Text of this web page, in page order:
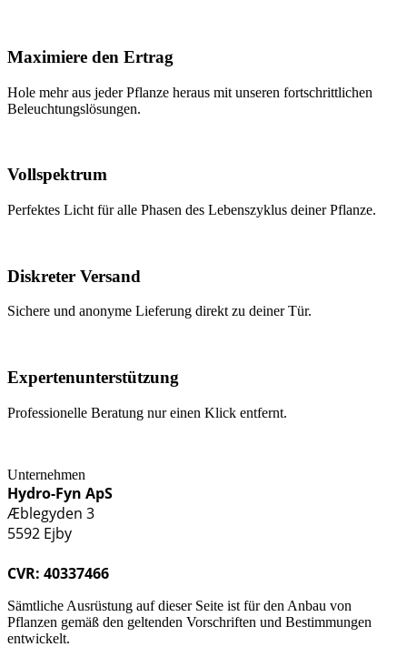
Maximiere den Ertrag
Hole mehr aus jeder Pflanze heraus mit unseren fortschrittlichen
Beleuchtungslösungen.
Vollspektrum
Perfektes Licht für alle Phasen des Lebenszyklus deiner Pflanze.
Diskreter Versand
Sichere und anonyme Lieferung direkt zu deiner Tür.
Expertenunterstützung
Professionelle Beratung nur einen Klick entfernt.
Unternehmen
Hydro-Fyn ApS
Æblegyden 3
5592 Ejby
CVR: 40337466
Sämtliche Ausrüstung auf dieser Seite ist für den Anbau von
Pflanzen gemäß den geltenden Vorschriften und Bestimmungen
entwickelt.